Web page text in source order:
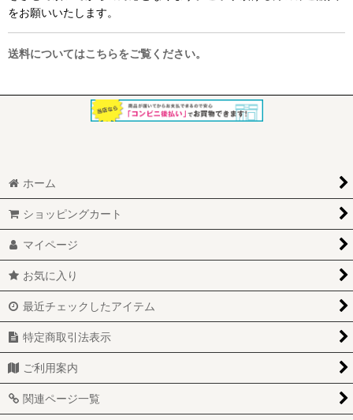
をお願いいたします。
送料についてはこちらをご覧ください。
ホーム
ショッピングカート
マイページ
お気に入り
最近チェックしたアイテム
特定商取引法表示
ご利用案内
関連ページ一覧